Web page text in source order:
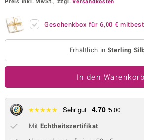
Preis inkl. MwSt., zzgl.Versandkosten
Geschenkbox für6,00 €
Erhältlich in Sterling
In den Warenkorb
★★★★★ Sehr gut 4.70 /5.00
Mit Echtheitszertifikat